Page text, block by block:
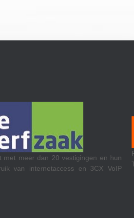
Park in Hilversum maakt gebruik van